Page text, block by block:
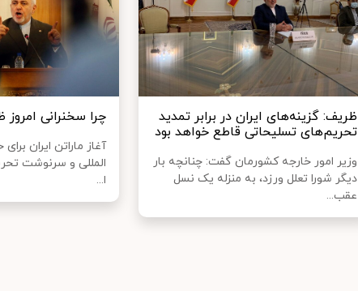
ظریف: گزینه‌های ایران در برابر تمدید
تحریم‌های تسلیحاتی قاطع خواهد بود
وزیر امور خارجه کشورمان گفت: چنانچه بار
دیگر شورا تعلل ورزد، به منزله یک نسل
عقب...
چرا سخنرانی
آغاز ماراتن ایران
المللی و سرنوشت
ا...